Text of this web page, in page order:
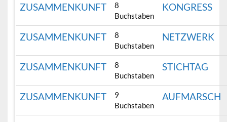
ZUSAMMENKUNFT
8
Buchstaben
KONGRESS
ZUSAMMENKUNFT
8
Buchstaben
NETZWERK
ZUSAMMENKUNFT
8
Buchstaben
STICHTAG
ZUSAMMENKUNFT
9
Buchstaben
AUFMARSCH